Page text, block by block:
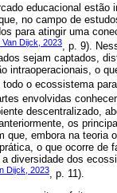
educacional estão
no campo de
para atingir uma
Dijck, 2023, p. 9).
sejam captados,
intraoperacionais, o
o ecossistema
envolvidas
descentralizado,
os
embora na teoria
o que ocorre de
diversidade dos
Dijck, 2023, p. 11).